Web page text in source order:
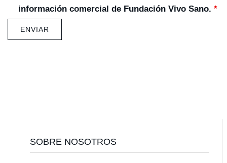
información comercial de Fundación Vivo Sano.*
SOBRE NOSOTROS